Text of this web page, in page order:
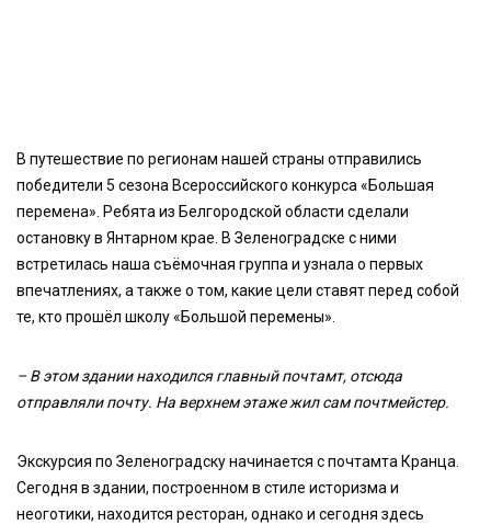
В путешествие по регионам нашей страны отправились
победители 5 сезона Всероссийского конкурса «Большая
перемена». Ребята из Белгородской области сделали
остановку в Янтарном крае. В Зеленоградске с ними
встретилась наша съёмочная группа и узнала о первых
впечатлениях, а также о том, какие цели ставят перед собой
те, кто прошёл школу «Большой перемены».
– В этом здании находился главный почтамт, отсюда
отправляли почту. На верхнем этаже жил сам почтмейстер.
Экскурсия по Зеленоградску начинается с почтамта Кранца.
Сегодня в здании, построенном в стиле историзма и
неоготики, находится ресторан, однако и сегодня здесь